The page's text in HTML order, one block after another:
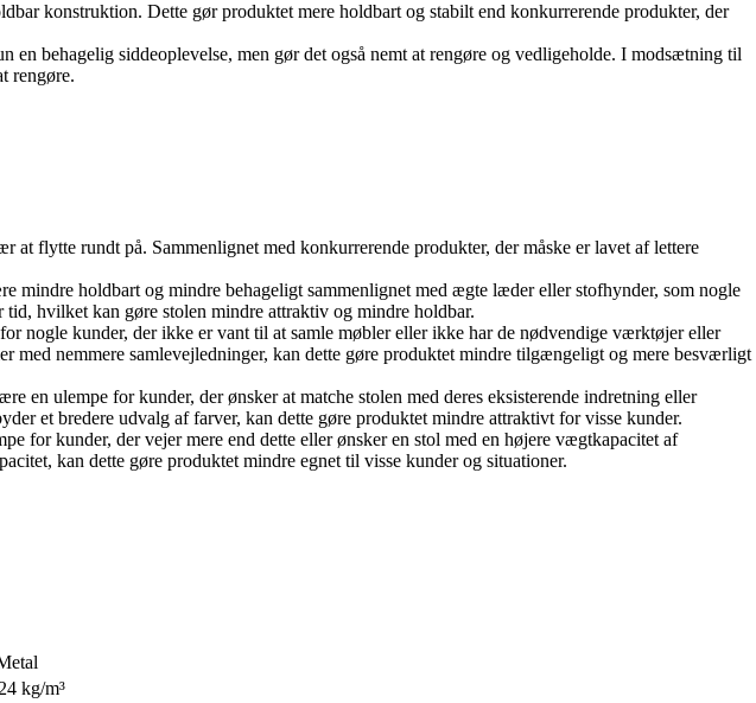
konstruktion. Dette gør produktet mere holdbart og stabilt end konkurrerende produkter, der
behagelig siddeoplevelse, men gør det også nemt at rengøre og vedligeholde. I modsætning til
rengøre.
flytte rundt på. Sammenlignet med konkurrerende produkter, der måske er lavet af lettere
mindre holdbart og mindre behageligt sammenlignet med ægte læder eller stofhynder, som nogle
hvilket kan gøre stolen mindre attraktiv og mindre holdbar.
nogle kunder, der ikke er vant til at samle møbler eller ikke har de nødvendige værktøjer eller
med nemmere samlevejledninger, kan dette gøre produktet mindre tilgængeligt og mere besværligt
en ulempe for kunder, der ønsker at matche stolen med deres eksisterende indretning eller
et bredere udvalg af farver, kan dette gøre produktet mindre attraktivt for visse kunder.
for kunder, der vejer mere end dette eller ønsker en stol med en højere vægtkapacitet af
kan dette gøre produktet mindre egnet til visse kunder og situationer.
kg/m³